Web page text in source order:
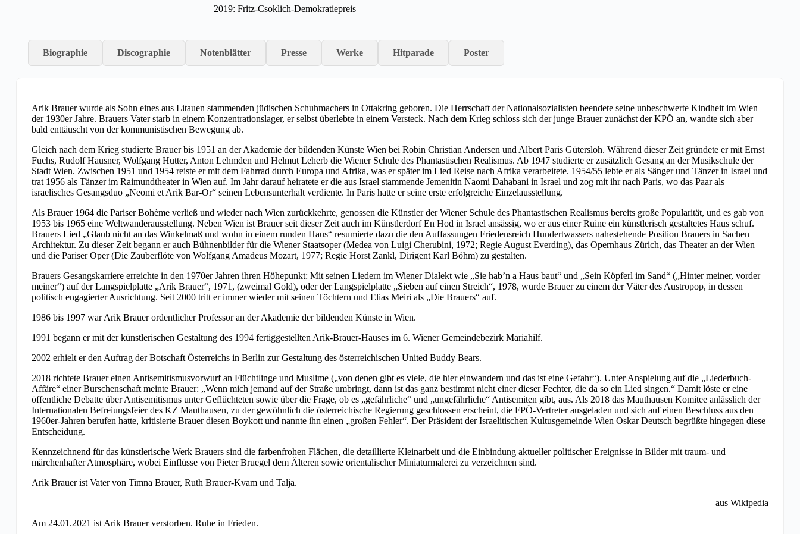
– 2019: Fritz-Csoklich-Demokratiepreis
Biographie Discographie Notenblätter Presse Werke Hitparade Poster
Arik Brauer wurde als Sohn eines aus Litauen stammenden jüdischen Schuhmachers in Ottakring geboren. Die Herrschaft der Nationalsozialisten beendete seine unbeschwerte Kindheit im Wien
der 1930er Jahre. Brauers Vater starb in einem Konzentrationslager, er selbst überlebte in einem Versteck. Nach dem Krieg schloss sich der junge Brauer zunächst der KPÖ an, wandte sich aber
bald enttäuscht von der kommunistischen Bewegung ab.
Gleich nach dem Krieg studierte Brauer bis 1951 an der Akademie der bildenden Künste Wien bei Robin Christian Andersen und Albert Paris Gütersloh. Während dieser Zeit gründete er mit Ernst
Fuchs, Rudolf Hausner, Wolfgang Hutter, Anton Lehmden und Helmut Leherb die Wiener Schule des Phantastischen Realismus. Ab 1947 studierte er zusätzlich Gesang an der Musikschule der
Stadt Wien. Zwischen 1951 und 1954 reiste er mit dem Fahrrad durch Europa und Afrika, was er später im Lied Reise nach Afrika verarbeitete. 1954/55 lebte er als Sänger und Tänzer in Israel und
trat 1956 als Tänzer im Raimundtheater in Wien auf. Im Jahr darauf heiratete er die aus Israel stammende Jemenitin Naomi Dahabani in Israel und zog mit ihr nach Paris, wo das Paar als
israelisches Gesangsduo „Neomi et Arik Bar-Or“ seinen Lebensunterhalt verdiente. In Paris hatte er seine erste erfolgreiche Einzelausstellung.
Als Brauer 1964 die Pariser Bohème verließ und wieder nach Wien zurückkehrte, genossen die Künstler der Wiener Schule des Phantastischen Realismus bereits große Popularität, und es gab von
1953 bis 1965 eine Weltwanderausstellung. Neben Wien ist Brauer seit dieser Zeit auch im Künstlerdorf En Hod in Israel ansässig, wo er aus einer Ruine ein künstlerisch gestaltetes Haus schuf.
Brauers Lied „Glaub nicht an das Winkelmaß und wohn in einem runden Haus“ resumierte dazu die den Auffassungen Friedensreich Hundertwassers nahestehende Position Brauers in Sachen
Architektur. Zu dieser Zeit begann er auch Bühnenbilder für die Wiener Staatsoper (Medea von Luigi Cherubini, 1972; Regie August Everding), das Opernhaus Zürich, das Theater an der Wien
und die Pariser Oper (Die Zauberflöte von Wolfgang Amadeus Mozart, 1977; Regie Horst Zankl, Dirigent Karl Böhm) zu gestalten.
Brauers Gesangskarriere erreichte in den 1970er Jahren ihren Höhepunkt: Mit seinen Liedern im Wiener Dialekt wie „Sie hab’n a Haus baut“ und „Sein Köpferl im Sand“ („Hinter meiner, vorder
meiner“) auf der Langspielplatte „Arik Brauer“, 1971, (zweimal Gold), oder der Langspielplatte „Sieben auf einen Streich“, 1978, wurde Brauer zu einem der Väter des Austropop, in dessen
politisch engagierter Ausrichtung. Seit 2000 tritt er immer wieder mit seinen Töchtern und Elias Meiri als „Die Brauers“ auf.
1986 bis 1997 war Arik Brauer ordentlicher Professor an der Akademie der bildenden Künste in Wien.
1991 begann er mit der künstlerischen Gestaltung des 1994 fertiggestellten Arik-Brauer-Hauses im 6. Wiener Gemeindebezirk Mariahilf.
2002 erhielt er den Auftrag der Botschaft Österreichs in Berlin zur Gestaltung des österreichischen United Buddy Bears.
2018 richtete Brauer einen Antisemitismusvorwurf an Flüchtlinge und Muslime („von denen gibt es viele, die hier einwandern und das ist eine Gefahr“). Unter Anspielung auf die „Liederbuch-
Affäre“ einer Burschenschaft meinte Brauer: „Wenn mich jemand auf der Straße umbringt, dann ist das ganz bestimmt nicht einer dieser Fechter, die da so ein Lied singen.“ Damit löste er eine
öffentliche Debatte über Antisemitismus unter Geflüchteten sowie über die Frage, ob es „gefährliche“ und „ungefährliche“ Antisemiten gibt, aus. Als 2018 das Mauthausen Komitee anlässlich der
Internationalen Befreiungsfeier des KZ Mauthausen, zu der gewöhnlich die österreichische Regierung geschlossen erscheint, die FPÖ-Vertreter ausgeladen und sich auf einen Beschluss aus den
1960er-Jahren berufen hatte, kritisierte Brauer diesen Boykott und nannte ihn einen „großen Fehler“. Der Präsident der Israelitischen Kultusgemeinde Wien Oskar Deutsch begrüßte hingegen diese
Entscheidung.
Kennzeichnend für das künstlerische Werk Brauers sind die farbenfrohen Flächen, die detaillierte Kleinarbeit und die Einbindung aktueller politischer Ereignisse in Bilder mit traum- und
märchenhafter Atmosphäre, wobei Einflüsse von Pieter Bruegel dem Älteren sowie orientalischer Miniaturmalerei zu verzeichnen sind.
Arik Brauer ist Vater von Timna Brauer, Ruth Brauer-Kvam und Talja.
aus Wikipedia
Am 24.01.2021 ist Arik Brauer verstorben. Ruhe in Frieden.